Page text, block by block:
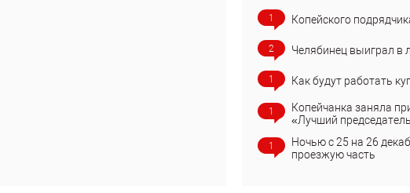
1 Копейского
2 Челябинец выиграл в
1 Как будут работать
1
Копейчанка заняла
«Лучший
1
Ночью с 25 на 26
проезжую часть